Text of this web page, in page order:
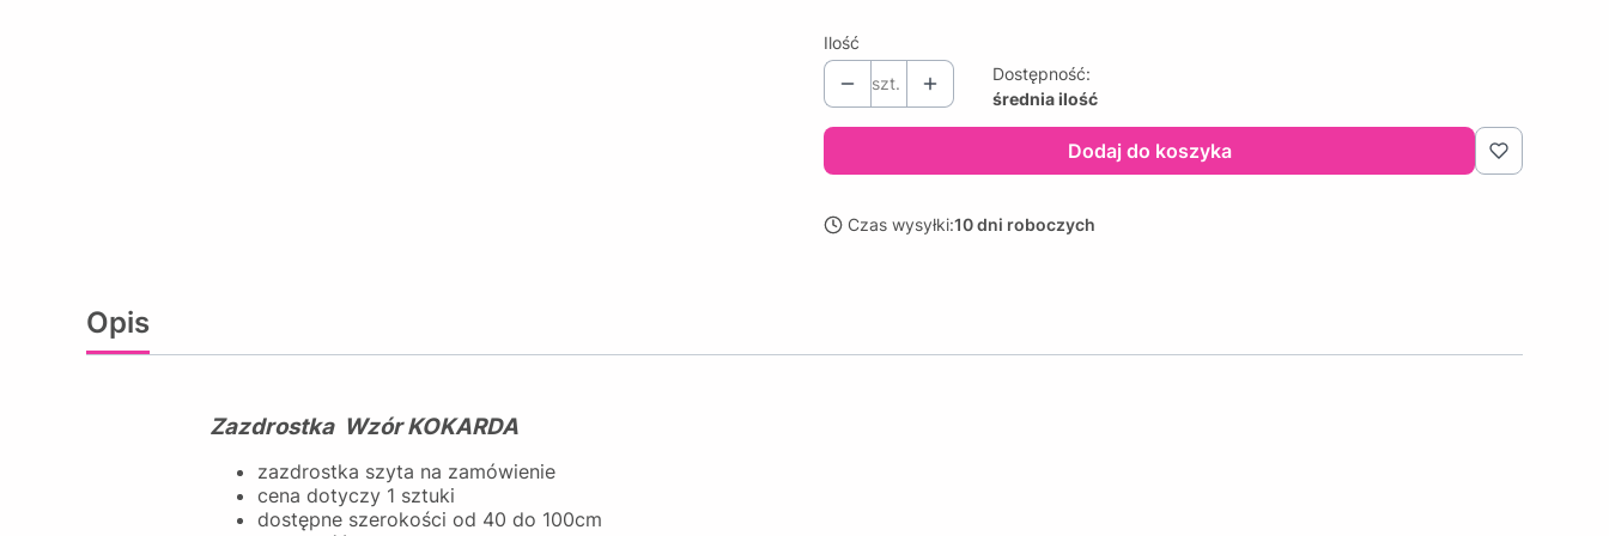
Ilość
szt.
Dostępność:
średnia ilość
Dodaj do koszyka
Czas wysyłki:10 dni roboczych
Opis
Zazdrostka Wzór KOKARDA
zazdrostka szyta na zamówienie
cena dotyczy 1 sztuki
dostępne szerokości od 40 do 100cm